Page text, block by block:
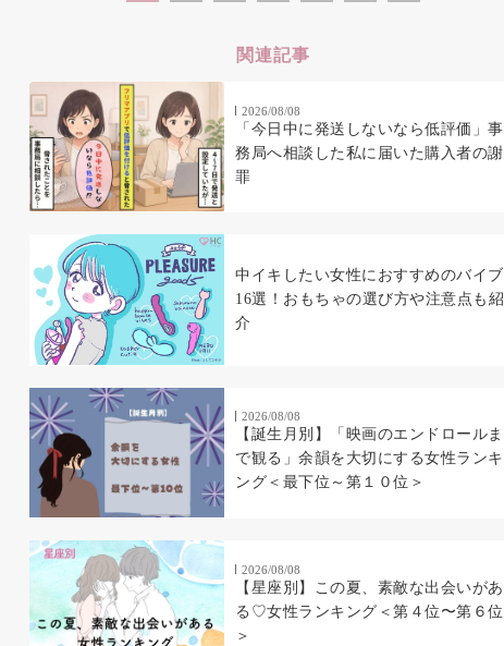
関連記事
2026/08/08
「今日中に発送しないなら低評価」事
務局へ相談した私に届いた購入者の謝
罪
中イキしたい女性におすすめのバイブ
16選！おもちゃの選び方や注意点も紹
介
2026/08/08
【誕生月別】「映画のエンドロールま
で観る」余韻を大切にする女性ランキ
ング＜最下位～第１０位＞
2026/08/08
【星座別】この夏、素敵な出会いがあ
る♡女性ランキング＜第４位〜第６位
＞